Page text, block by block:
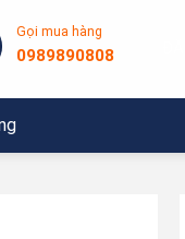
Gọi mua hàng
0989890808